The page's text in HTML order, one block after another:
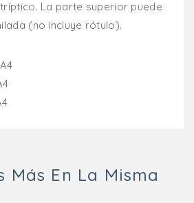
La parte superior puede
(no incluye rótulo).
Más En La Misma